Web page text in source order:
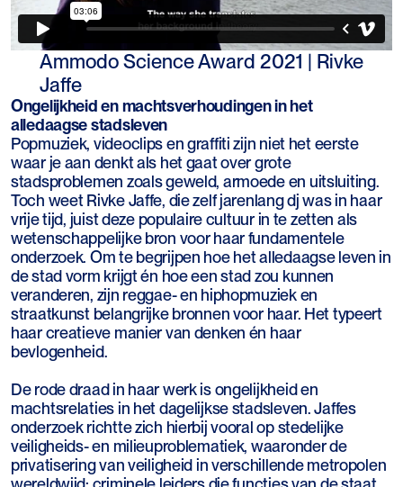
Ammodo Science Award 2021 | Rivke
Jaffe
Ongelijkheid en machtsverhoudingen in het
alledaagse stadsleven
Popmuziek, videoclips en graffiti zijn niet het eerste
waar je aan denkt als het gaat over grote
stadsproblemen zoals geweld, armoede en uitsluiting.
Toch weet Rivke Jaffe, die zelf jarenlang dj was in haar
vrije tijd, juist deze populaire cultuur in te zetten als
wetenschappelijke bron voor haar fundamentele
onderzoek. Om te begrijpen hoe het alledaagse leven in
de stad vorm krijgt én hoe een stad zou kunnen
veranderen, zijn reggae- en hiphopmuziek en
straatkunst belangrijke bronnen voor haar. Het typeert
haar creatieve manier van denken én haar
bevlogenheid.
De rode draad in haar werk is ongelijkheid en
machtsrelaties in het dagelijkse stadsleven. Jaffes
onderzoek richtte zich hierbij vooral op stedelijke
veiligheids- en milieuproblematiek, waaronder de
privatisering van veiligheid in verschillende metropolen